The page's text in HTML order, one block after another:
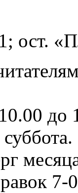
ост.
до
7-